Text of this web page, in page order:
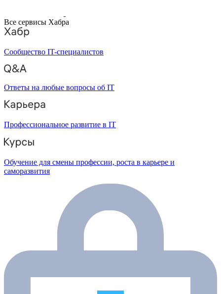
Все сервисы Хабра
Сообщество IT-специалистов
Ответы на любые вопросы об IT
Профессиональное развитие в IT
Обучение для смены профессии, роста в карьере и
саморазвития